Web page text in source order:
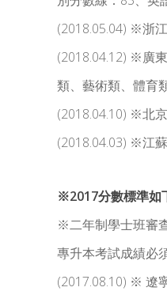
(2018.05.04) ※浙
(2018.04.12) ※廣
類、藝術類、體育
(2018.04.10) ※北
(2018.04.03) ※江
※2017分數標準如
※二年制學士班審
專升本考試成績必
(2017.08.10) ※ 遼